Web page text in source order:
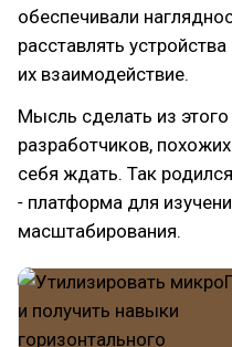
обеспечивали
расставлять
их взаимодействие.
Мысль сделать из
разработчиков,
себя ждать. Так
- платформа для
масштабирования.